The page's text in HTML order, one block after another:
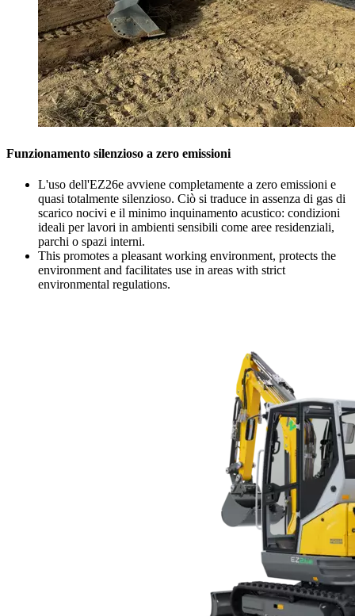
Funzionamento silenzioso a zero emissioni
L'uso dell'EZ26e avviene completamente a zero emissioni e
quasi totalmente silenzioso. Ciò si traduce in assenza di gas di
scarico nocivi e il minimo inquinamento acustico: condizioni
ideali per lavori in ambienti sensibili come aree residenziali,
parchi o spazi interni.
This promotes a pleasant working environment, protects the
environment and facilitates use in areas with strict
environmental regulations.